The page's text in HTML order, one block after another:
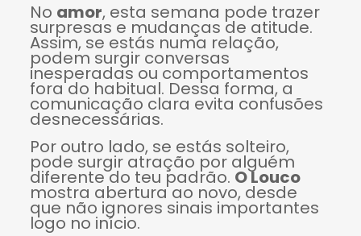
No amor, esta semana pode trazer
surpresas e mudanças de atitude.
Assim, se estás numa relação,
podem surgir conversas
inesperadas ou comportamentos
fora do habitual. Dessa forma, a
comunicação clara evita confusões
desnecessárias.
Por outro lado, se estás solteiro,
pode surgir atração por alguém
diferente do teu padrão. O Louco
mostra abertura ao novo, desde
que não ignores sinais importantes
logo no início.